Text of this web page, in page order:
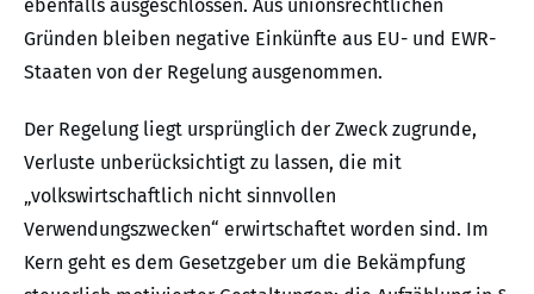
ebenfalls ausgeschlossen. Aus unionsrechtlichen
Gründen bleiben negative Einkünfte aus EU- und EWR-
Staaten von der Regelung ausgenommen.
Der Regelung liegt ursprünglich der Zweck zugrunde,
Verluste unberücksichtigt zu lassen, die mit
„volkswirtschaftlich nicht sinnvollen
Verwendungszwecken“ erwirtschaftet worden sind. Im
Kern geht es dem Gesetzgeber um die Bekämpfung